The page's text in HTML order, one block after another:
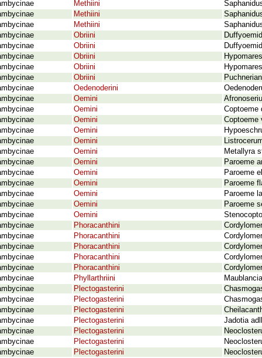
Methiini
Methiini
Methiini
Obriini
Obriini
Obriini
Obriini
Obriini
Oedenoderini
Oemini
Oemini
Coptoeme
Oemini
Coptoeme
Oemini
Oemini
Oemini
Metallyra
Oemini
Paroeme
Oemini
Paroeme
Oemini
Paroeme
Oemini
Paroeme
Oemini
Paroeme
Oemini
Phoracanthini
Phoracanthini
Phoracanthini
Phoracanthini
Phoracanthini
Phyllarthriini
Plectogasterini
Plectogasterini
Plectogasterini
Plectogasterini
Jadotia
Plectogasterini
Plectogasterini
Plectogasterini